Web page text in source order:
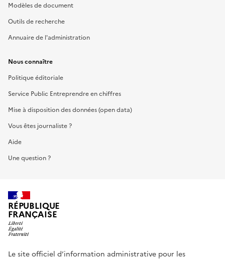
Modèles de document
Outils de recherche
Annuaire de l'administration
Nous connaître
Politique éditoriale
Service Public Entreprendre en chiffres
Mise à disposition des données (open data)
Vous êtes journaliste ?
Aide
Une question ?
RÉPUBLIQUE
FRANÇAISE
Le site officiel d’information administrative pour les